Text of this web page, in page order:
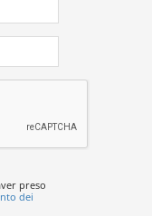
preso
dei